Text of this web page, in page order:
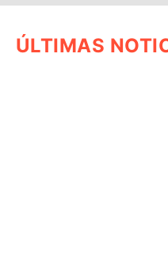
ÚLTIMAS